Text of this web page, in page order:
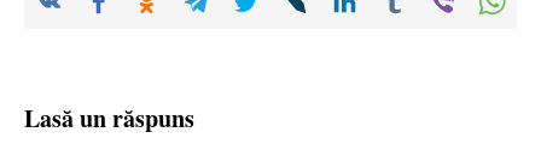
Lasă un răspuns